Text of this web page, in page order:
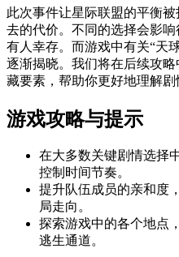
此次事件让星际联盟的平衡
去的代价。不同的选择会影
有人幸存。而游戏中有关“天
逐渐揭晓。我们将在后续攻略
藏要素，帮助你更好地理解剧
游戏攻略与提示
在大多数关键剧情选择
控制时间节奏。
提升队伍成员的亲和度
局走向。
探索游戏中的各个地点
逃生通道。